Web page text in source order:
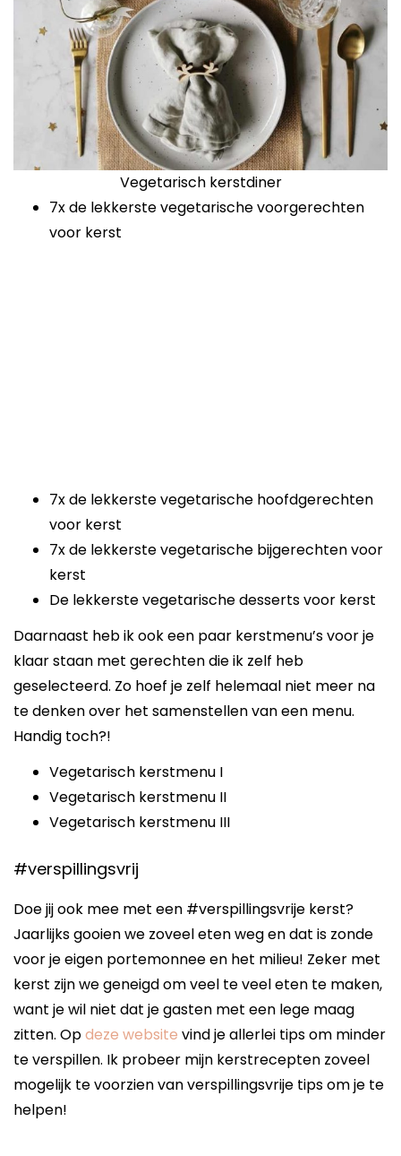
Vegetarisch kerstdiner
7x de lekkerste vegetarische voorgerechten
voor kerst
7x de lekkerste vegetarische hoofdgerechten
voor kerst
7x de lekkerste vegetarische bijgerechten voor
kerst
De lekkerste vegetarische desserts voor kerst
Daarnaast heb ik ook een paar kerstmenu’s voor je
klaar staan met gerechten die ik zelf heb
geselecteerd. Zo hoef je zelf helemaal niet meer na
te denken over het samenstellen van een menu.
Handig toch?!
Vegetarisch kerstmenu I
Vegetarisch kerstmenu II
Vegetarisch kerstmenu III
#verspillingsvrij
Doe jij ook mee met een #verspillingsvrije kerst?
Jaarlijks gooien we zoveel eten weg en dat is zonde
voor je eigen portemonnee en het milieu! Zeker met
kerst zijn we geneigd om veel te veel eten te maken,
want je wil niet dat je gasten met een lege maag
zitten. Opdeze website vind je allerlei tips om minder
te verspillen. Ik probeer mijn kerstrecepten zoveel
mogelijk te voorzien van verspillingsvrije tips om je te
helpen!